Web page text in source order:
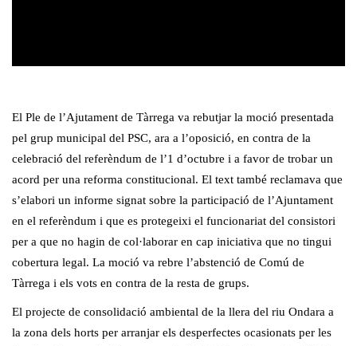
El Ple de l’Ajutament de Tàrrega va rebutjar la moció presentada
pel grup municipal del PSC, ara a l’oposició, en contra de la
celebració del referèndum de l’1 d’octubre i a favor de trobar un
acord per una reforma constitucional. El text també reclamava que
s’elabori un informe signat sobre la participació de l’Ajuntament
en el referèndum i que es protegeixi el funcionariat del consistori
per a que no hagin de col·laborar en cap iniciativa que no tingui
cobertura legal. La moció va rebre l’abstenció de Comú de
Tàrrega i els vots en contra de la resta de grups.
El projecte de consolidació ambiental de la llera del riu Ondara a
la zona dels horts per arranjar els desperfectes ocasionats per les